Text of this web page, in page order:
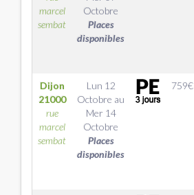
marcel
sembat
Octobre
Places
disponibles
Dijon
21000
rue
marcel
sembat
Lun 12
Octobre au
Mer 14
Octobre
Places
disponibles
759€